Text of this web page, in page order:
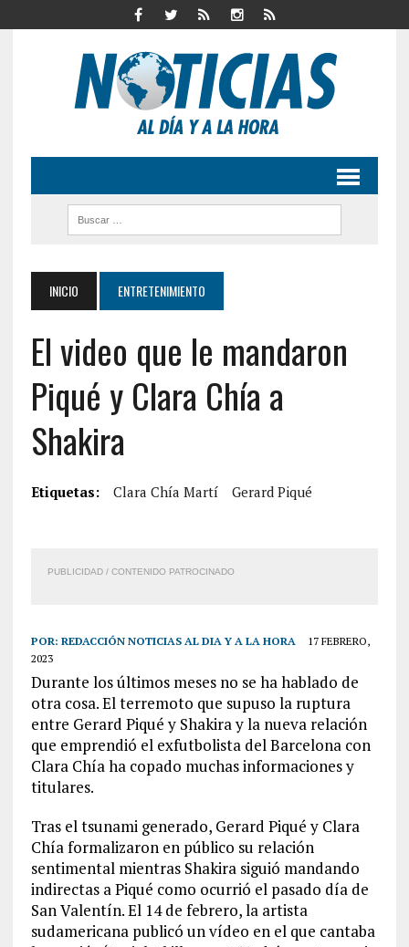
INICIO ENTRETENIMIENTO
El video que le mandaron
Piqué y Clara Chía a
Shakira
Etiquetas: Clara Chía Martí Gerard Piqué
PUBLICIDAD / CONTENIDO PATROCINADO
POR: REDACCIÓN NOTICIAS AL DIA Y A LA HORA
17 FEBRERO,
2023
Durante los últimos meses no se ha hablado de
otra cosa. El terremoto que supuso la ruptura
entre Gerard Piqué y Shakira y la nueva relación
que emprendió el exfutbolista del Barcelona con
Clara Chía ha copado muchas informaciones y
titulares.
Tras el tsunami generado, Gerard Piqué y Clara
Chía formalizaron en público su relación
sentimental mientras Shakira siguió mandando
indirectas a Piqué como ocurrió el pasado día de
San Valentín. El 14 de febrero, la artista
sudamericana publicó un vídeo en el que cantaba